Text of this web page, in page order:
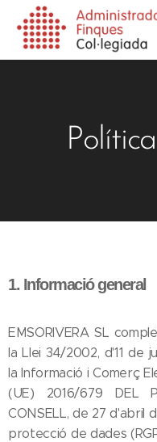
1. Informació general
EMSORIVERA SL
la Llei 34/2002, d'11 de
la Informació i Comerç
(UE) 2016/679 DEL
CONSELL, de 27 d'abril
protecció de dades